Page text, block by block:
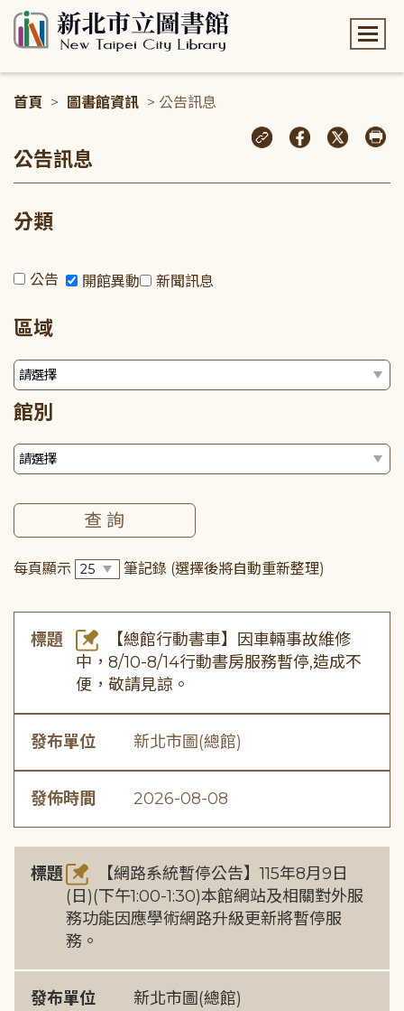
首頁 > 圖書館資訊 > 公告訊息
公告訊息
分類
公告 開館異動 新聞訊息
區域
館別
每頁顯示 筆記錄 (選擇後將自動重新整理)
標題
【總館行動書車】因車輛事故維修
中，8/10-8/14行動書房服務暫停,造成不
便，敬請見諒。
發布單位 新北市圖(總館)
發佈時間 2026-08-08
標題
【網路系統暫停公告】115年8月9日
(日)(下午1:00-1:30)本館網站及相關對外服
務功能因應學術網路升級更新將暫停服
務。
發布單位 新北市圖(總館)